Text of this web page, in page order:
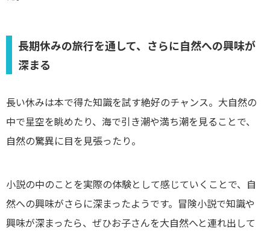
長期休みの旅行を通して、さらに自然への興味が
深まる
長い休みは本で得た知識を試す絶好のチャンス。大自然の
中で星空を眺めたり、海で引き潮や満ち潮を見ることで、
自然の驚異に目を見張ったり。
小説の中のことを実際の体験として感じていくことで、自
然への興味がさらに深まったようです。冒険小説で知識や
興味が深まったら、ぜひお子さんを大自然へと連れ出して